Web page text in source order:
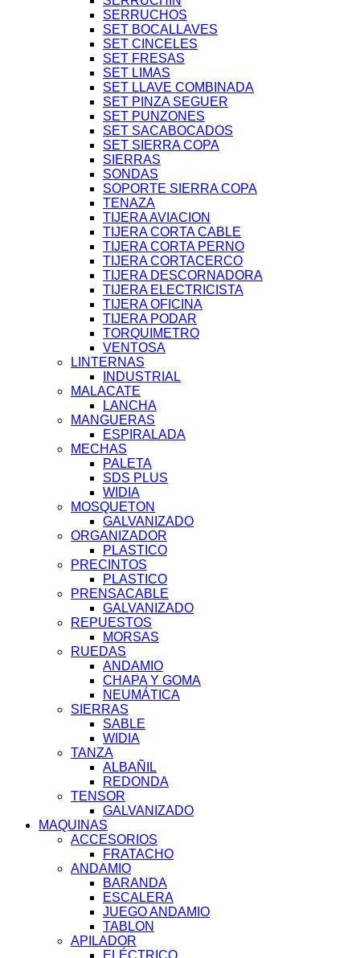
SERRUCHOS
SET BOCALLAVES
SET CINCELES
SET FRESAS
SET LIMAS
SET LLAVE COMBINADA
SET PINZA SEGUER
SET PUNZONES
SET SACABOCADOS
SET SIERRA COPA
SIERRAS
SONDAS
SOPORTE SIERRA COPA
TENAZA
TIJERA AVIACION
TIJERA CORTA CABLE
TIJERA CORTA PERNO
TIJERA CORTACERCO
TIJERA DESCORNADORA
TIJERA ELECTRICISTA
TIJERA OFICINA
TIJERA PODAR
TORQUIMETRO
VENTOSA
LINTERNAS
INDUSTRIAL
MALACATE
LANCHA
MANGUERAS
ESPIRALADA
MECHAS
PALETA
SDS PLUS
WIDIA
MOSQUETON
GALVANIZADO
ORGANIZADOR
PLASTICO
PRECINTOS
PLASTICO
PRENSACABLE
GALVANIZADO
REPUESTOS
MORSAS
RUEDAS
ANDAMIO
CHAPA Y GOMA
NEUMÁTICA
SIERRAS
SABLE
WIDIA
TANZA
ALBAÑIL
REDONDA
TENSOR
GALVANIZADO
MAQUINAS
ACCESORIOS
FRATACHO
ANDAMIO
BARANDA
ESCALERA
JUEGO ANDAMIO
TABLON
APILADOR
ELÉCTRICO